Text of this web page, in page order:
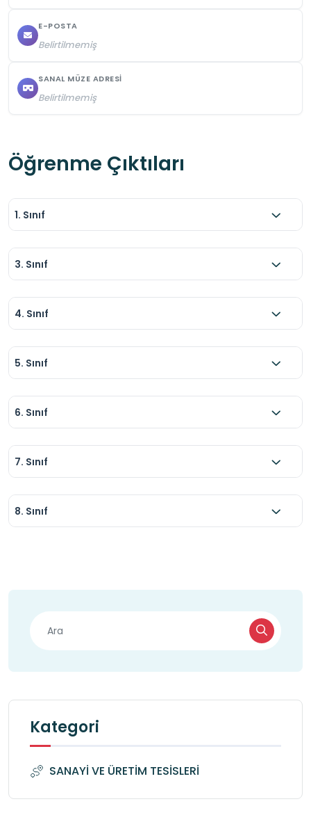
E-POSTA
Belirtilmemiş
SANAL MÜZE ADRESI
Belirtilmemiş
Öğrenme Çıktıları
1. Sınıf
3. Sınıf
4. Sınıf
5. Sınıf
6. Sınıf
7. Sınıf
8. Sınıf
Kategori
SANAYİ VE ÜRETİM TESİSLERİ